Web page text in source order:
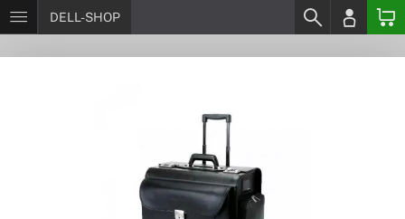
DELL-SHOP